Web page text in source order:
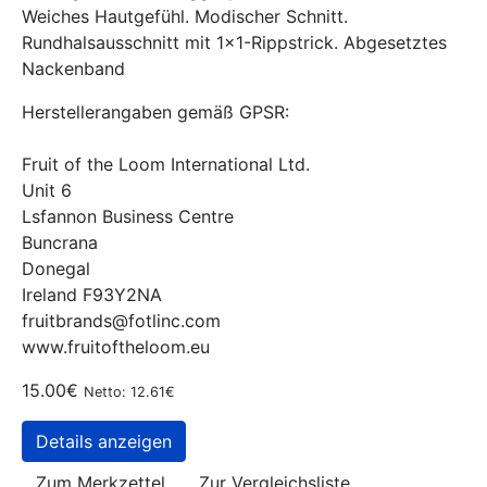
Weiches Hautgefühl. Modischer Schnitt.
Rundhalsausschnitt mit 1x1-Rippstrick. Abgesetztes
Nackenband
Herstellerangaben gemäß GPSR:
Fruit of the Loom International Ltd.
Unit 6
Lsfannon Business Centre
Buncrana
Donegal
Ireland F93Y2NA
fruitbrands@fotlinc.com
www.fruitoftheloom.eu
15.00€ Netto: 12.61€
Details anzeigen
Zum Merkzettel
Zur Vergleichsliste